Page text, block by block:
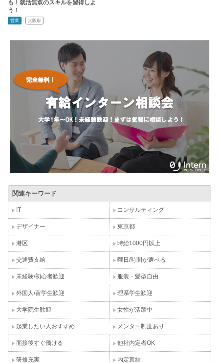
も！就活無双のスキルを習得しよ
う！
営業 大阪府
関連キーワード
IT コンサルティング
デザイナー 東京都
港区 時給1000円以上
交通費支給 曜日/時間が選べる
未経験/初心者歓迎 服装・髪型自由
外国人/留学生歓迎 理系学生歓迎
大学院生歓迎 女性が活躍中
起業したい人おすすめ メンター制度あり
面接後すぐ働ける 他社内定者OK
研修充実 内定直結